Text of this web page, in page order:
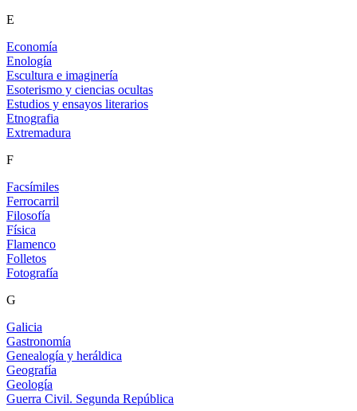
E
Economía
Enología
Escultura e imaginería
Esoterismo y ciencias ocultas
Estudios y ensayos literarios
Etnografia
Extremadura
F
Facsímiles
Ferrocarril
Filosofía
Física
Flamenco
Folletos
Fotografía
G
Galicia
Gastronomía
Genealogía y heráldica
Geografía
Geología
Guerra Civil. Segunda República